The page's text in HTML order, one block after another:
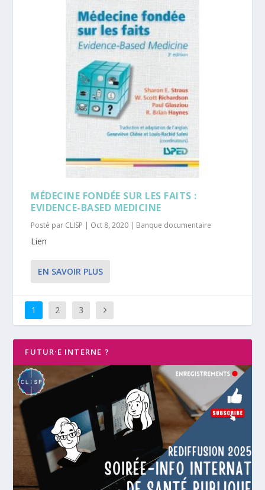
MÉDECINE FONDÉE SUR LES FAITS :
EVIDENCE-BASED MEDICINE
Posté par CLISP | Oct 8, 2020 | Banque documentaire
Lien
EN SAVOIR PLUS
1 2 3
FUTUR·E INTERNE ?